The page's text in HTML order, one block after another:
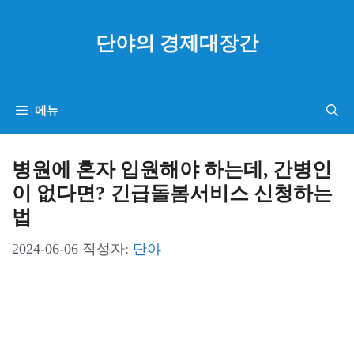
단야의 경제대장간
메뉴
병원에 혼자 입원해야 하는데, 간병인
이 없다면? 긴급돌봄서비스 신청하는
법
2024-06-06 작성자: 단야